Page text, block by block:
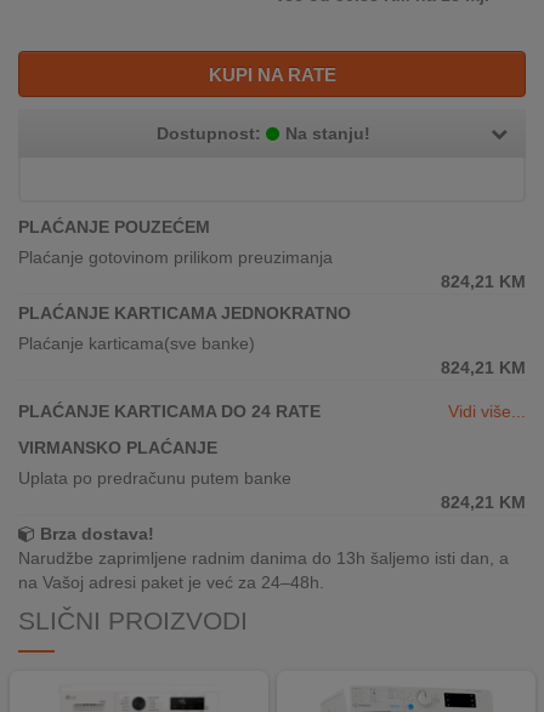
NA
SERVIS
NAMA
KAKO
KUPITI?
INOSTRANSTVA
ENERGETSKE
UČINKOVITOSTI
DIGITALIS
KUPI NA RATE
Dostupnost: Na stanju!
PLAĆANJE POUZEĆEM
Plaćanje gotovinom prilikom preuzimanja
824,21 KM
PLAĆANJE KARTICAMA JEDNOKRATNO
Plaćanje karticama(sve banke)
824,21 KM
PLAĆANJE KARTICAMA DO 24 RATE
Vidi više...
VIRMANSKO PLAĆANJE
Uplata po predračunu putem banke
824,21 KM
Brza dostava!
Narudžbe zaprimljene radnim danima do 13h šaljemo isti dan, a
na Vašoj adresi paket je već za 24–48h.
SLIČNI PROIZVODI